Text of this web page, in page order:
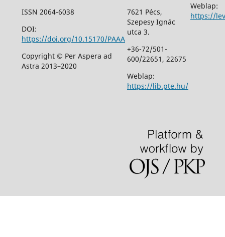
ISSN 2064-6038
DOI:
https://doi.org/10.15170/PAAA
Copyright © Per Aspera ad
Astra 2013–2020
7621 Pécs,
Szepesy Ignác
utca 3.
+36-72/501-
600/22651, 22675
Weblap:
https://lib.pte.hu/
Weblap:
https://